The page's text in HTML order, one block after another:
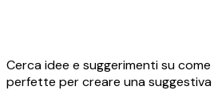
Cerca idee e suggerimenti su
perfette per creare una suggestiva